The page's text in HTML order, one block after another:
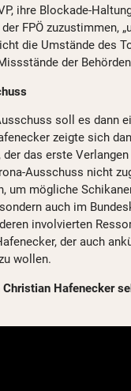
ihre Blockade-
FPÖ zuzustimmen,
die Umstände des
der
soll es dann
zeigte sich
das erste
Ausschuss nicht
um mögliche
auch im
involvierten
der auch
wollen.
Hafenecker